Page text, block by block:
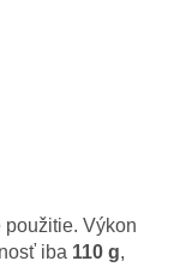
použitie. Výkon
iba 110 g,